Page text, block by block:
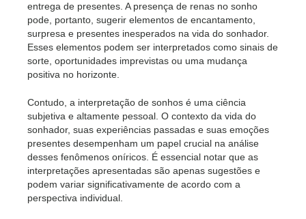
entrega de presentes. A presença de renas no sonho
pode, portanto, sugerir elementos de encantamento,
surpresa e presentes inesperados na vida do sonhador.
Esses elementos podem ser interpretados como sinais de
sorte, oportunidades imprevistas ou uma mudança
positiva no horizonte.
Contudo, a interpretação de sonhos é uma ciência
subjetiva e altamente pessoal. O contexto da vida do
sonhador, suas experiências passadas e suas emoções
presentes desempenham um papel crucial na análise
desses fenômenos oníricos. É essencial notar que as
interpretações apresentadas são apenas sugestões e
podem variar significativamente de acordo com a
perspectiva individual.